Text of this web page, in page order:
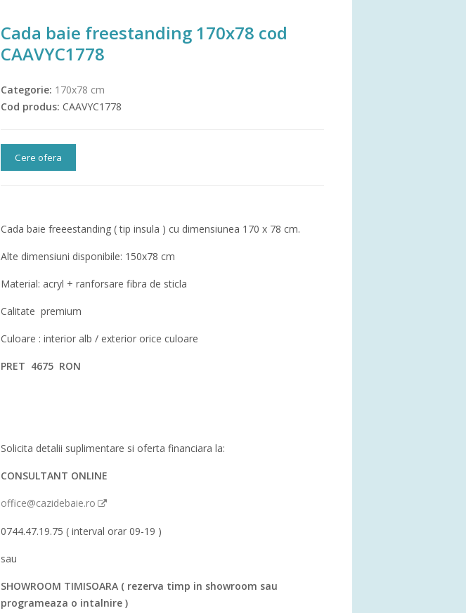
Cada baie freestanding 170x78 cod
CAAVYC1778
Categorie: 170x78 cm
Cod produs: CAAVYC1778
Cere ofera
Cada baie freeestanding ( tip insula ) cu dimensiunea 170 x 78 cm.
Alte dimensiuni disponibile: 150x78 cm
Material: acryl + ranforsare fibra de sticla
Calitate premium
Culoare : interior alb / exterior orice culoare
PRET 4675 RON
Solicita detalii suplimentare si oferta financiara la:
CONSULTANT ONLINE
office@cazidebaie.ro
0744.47.19.75 ( interval orar 09-19 )
sau
SHOWROOM TIMISOARA ( rezerva timp in showroom sau
programeaza o intalnire )